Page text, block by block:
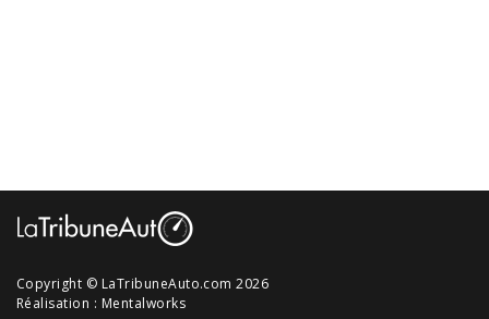
Copyright © LaTribuneAuto.com 2026
Réalisation : Mentalworks